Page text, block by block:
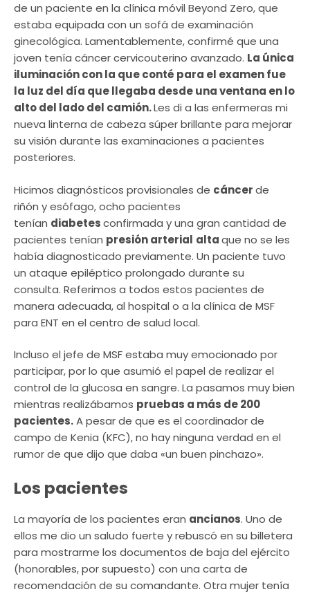
de un paciente en la clínica móvil Beyond Zero, que
estaba equipada con un sofá de examinación
ginecológica. Lamentablemente, confirmé que una
joven tenía cáncer cervicouterino avanzado. La única
iluminación con la que conté para el examen fue
la luz del día que llegaba desde una ventana en lo
alto del lado del camión.Les di a las enfermeras mi
nueva linterna de cabeza súper brillante para mejorar
su visión durante las examinaciones a pacientes
posteriores.
Hicimos diagnósticos provisionales de cáncerde
riñón y esófago, ocho pacientes
tenían diabetesconfirmada y una gran cantidad de
pacientes tenían presión arterial altaque no se les
había diagnosticado previamente. Un paciente tuvo
un ataque epiléptico prolongado durante su
consulta. Referimos a todos estos pacientes de
manera adecuada, al hospital o a la clínica de MSF
para ENT en el centro de salud local.
Incluso el jefe de MSF estaba muy emocionado por
participar, por lo que asumió el papel de realizar el
control de la glucosa en sangre. La pasamos muy bien
mientras realizábamos pruebas a más de 200
pacientes.A pesar de que es el coordinador de
campo de Kenia (KFC), no hay ninguna verdad en el
rumor de que dijo que daba «un buen pinchazo».
Los pacientes
La mayoría de los pacientes eran ancianos. Uno de
ellos me dio un saludo fuerte y rebuscó en su billetera
para mostrarme los documentos de baja del ejército
(honorables, por supuesto) con una carta de
recomendación de su comandante. Otra mujer tenía